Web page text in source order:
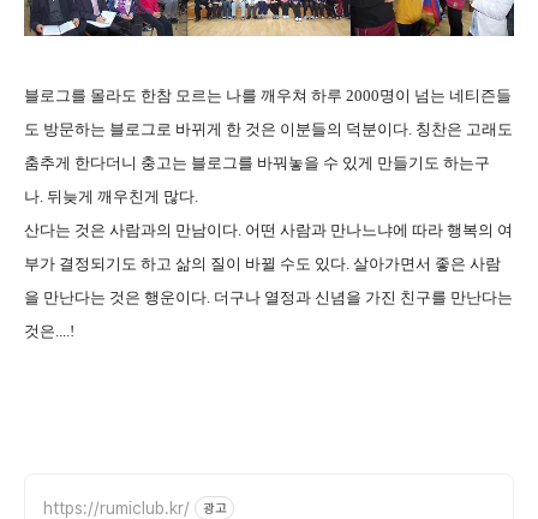
블로그를 몰라도 한참 모르는 나를 깨우쳐 하루 2000명이 넘는 네티즌들
도 방문하는 블로그로 바뀌게 한 것은 이분들의 덕분이다. 칭찬은 고래도
춤추게 한다더니 충고는 블로그를 바꿔놓을 수 있게 만들기도 하는구
나. 뒤늦게 깨우친게 많다.
산다는 것은 사람과의 만남이다. 어떤 사람과 만나느냐에 따라 행복의 여
부가 결정되기도 하고 삶의 질이 바뀔 수도 있다. 살아가면서 좋은 사람
을 만난다는 것은 행운이다. 더구나 열정과 신념을 가진 친구를 만난다는
것은....!
https://rumiclub.kr/ 광고